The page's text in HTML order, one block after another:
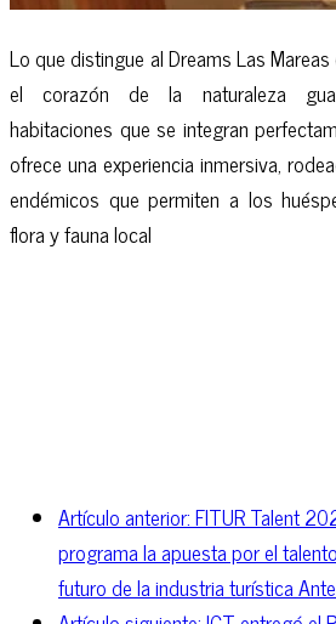
Lo que distingue al Dreams Las
el corazón de la naturaleza
habitaciones que se integran
ofrece una experiencia inmersiva,
endémicos que permiten a los
flora y fauna local
Artículo anterior: FITUR Talent
programa la apuesta por el
futuro de la industria turística